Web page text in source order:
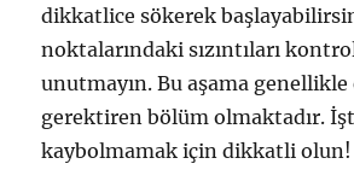
dikkatlice sökerek
noktalarındaki sızıntıları
unutmayın. Bu aşama
gerektiren bölüm olmaktadır.
kaybolmamak için dikkatli olun!